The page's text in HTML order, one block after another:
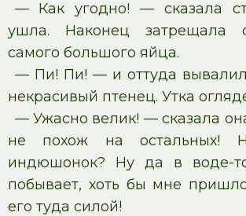
— Как угодно! — сказала
ушла. Наконец затрещала
самого большого яйца.
— Пи! Пи! — и оттуда
некрасивый птенец. Утка
— Ужасно велик! — сказала
не похож на остальных!
индюшонок? Ну да в воде-
побывает, хоть бы мне
его туда силой!